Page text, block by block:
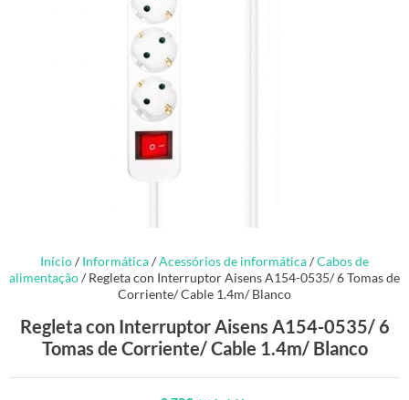
Início/ Informática/Acessórios de informática/Cabos de
alimentação/ Regleta con Interruptor Aisens A154-0535/ 6 Tomas de
Corriente/ Cable 1.4m/ Blanco
Regleta con Interruptor Aisens A154-0535/ 6
Tomas de Corriente/ Cable 1.4m/ Blanco